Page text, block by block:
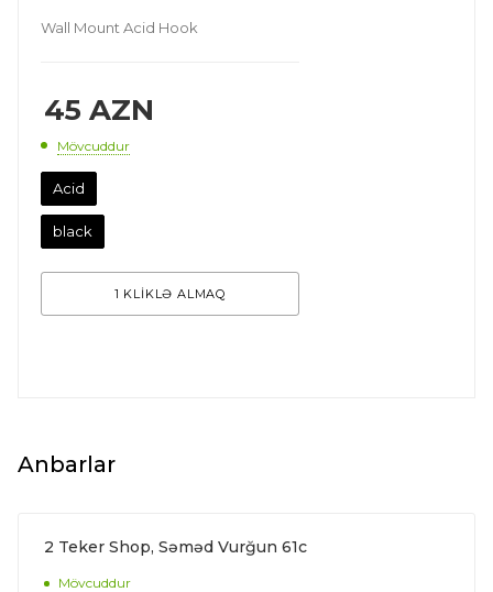
Wall Mount Acid Hook
45 AZN
Mövcuddur
Acid
black
1 KLİKLƏ ALMAQ
Anbarlar
2 Teker Shop, Səməd Vurğun 61c
Mövcuddur